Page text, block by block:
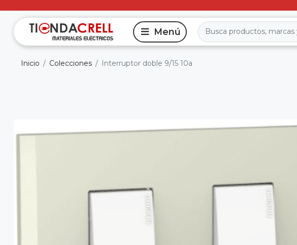
Inicio Colecciones Interruptor doble 9/15 10a